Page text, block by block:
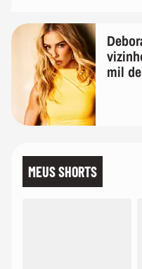
mil
MEUS SHORTS